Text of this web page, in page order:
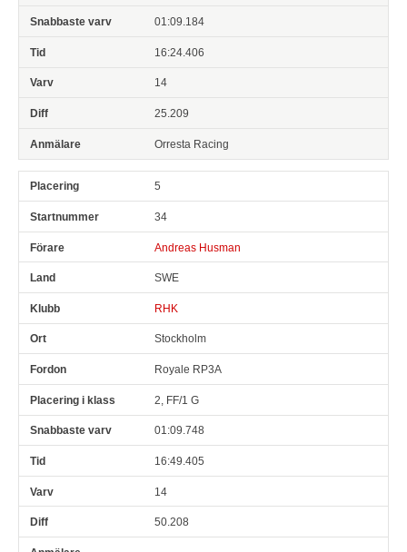
01:09.184
16:24.406
14
25.209
Orresta Racing
5
34
Andreas Husman
SWE
RHK
Stockholm
Royale RP3A
2, FF/1 G
01:09.748
16:49.405
14
50.208